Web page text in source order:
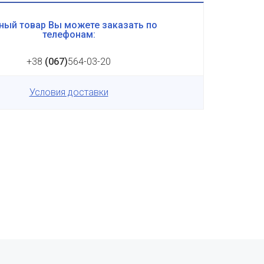
товар Вы можете заказать по
телефонам:
+38 (067)564-03-20
Условия доставки